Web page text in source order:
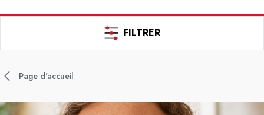
FILTRER
Page d'accueil